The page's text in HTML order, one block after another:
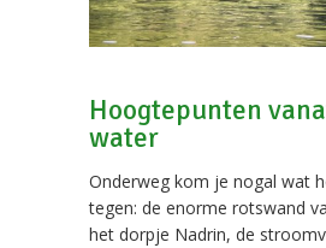
Hoogtepunten
water
Onderweg kom je nogal wat
tegen: de enorme rotswand
het dorpje Nadrin, de